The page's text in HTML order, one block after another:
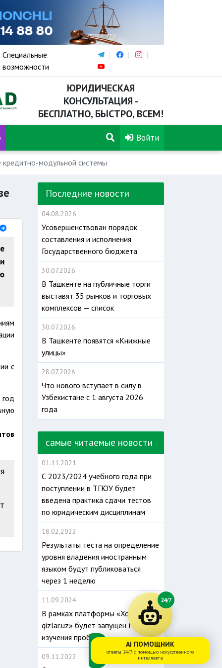
Специальные
возможности
ЮРИДИЧЕСКАЯ
КОНСУЛЬТАЦИЯ -
БЕСПЛАТНО, БЫСТРО, ВСЕМ!
Войти
модульной системы
с
год
Последние новости
04.08.2026
Усовершенствован порядок
составления и исполнения
Государственного бюджета
30.07.2026
В Ташкенте на публичные торги
выставят 35 рынков и торговых
комплексов — список
30.07.2026
В Ташкенте появятся «Книжные
улицы»
28.07.2026
Что нового вступает в силу в
Узбекистане с 1 августа 2026
года
самые читаемые новости
01.11.2021
С 2023/2024 учебного года при
поступлении в ТГЮУ будет
введена практика сдачи тестов
по юридическим дисциплинам
18.02.2022
Результаты теста на определение
уровня владения иностранным
языком будут публиковаться
через 1 неделю
11.09.2024
В рамках платформы «Xotin-
qizlar.uz» будет запущен Модуль
изучения проблем
09.11.2022
24/7
AI ПОМОЩНИК
ответы 24/7 с помощью искусственного
интеллекта